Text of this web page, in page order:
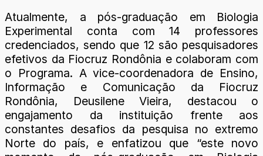
Atualmente, a pós-graduação em Biologia
Experimental conta com 14 professores
credenciados, sendo que 12 são pesquisadores
efetivos da Fiocruz Rondônia e colaboram com
o Programa. A vice-coordenadora de Ensino,
Informação e Comunicação da Fiocruz
Rondônia, Deusilene Vieira, destacou o
engajamento da instituição frente aos
constantes desafios da pesquisa no extremo
Norte do país, e enfatizou que “este novo